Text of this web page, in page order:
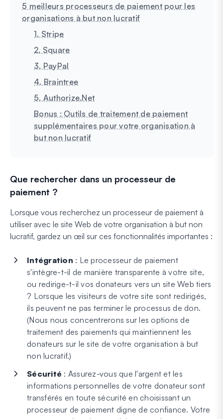
5 meilleurs processeurs de paiement pour les
organisations à but non lucratif
1. Stripe
2. Square
3. PayPal
4. Braintree
5. Authorize.Net
Bonus : Outils de traitement de paiement
supplémentaires pour votre organisation à
but non lucratif
Que rechercher dans un processeur de
paiement ?
Lorsque vous recherchez un processeur de paiement à
utiliser avec le site Web de votre organisation à but non
lucratif, gardez un œil sur ces fonctionnalités importantes :
Intégration : Le processeur de paiement
s'intègre-t-il de manière transparente à votre site,
ou redirige-t-il vos donateurs vers un site Web tiers
? Lorsque les visiteurs de votre site sont redirigés,
ils peuvent ne pas terminer le processus de don.
(Nous nous concentrerons sur les options de
traitement des paiements qui maintiennent les
donateurs sur le site de votre organisation à but
non lucratif.)
Sécurité : Assurez-vous que l'argent et les
informations personnelles de votre donateur sont
transférés en toute sécurité en choisissant un
processeur de paiement digne de confiance. Votre